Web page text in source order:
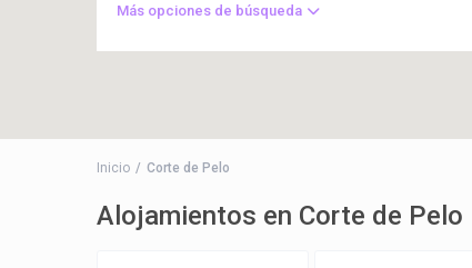
Más opciones de búsqueda
Inicio Corte de Pelo
Alojamientos en Corte de Pelo